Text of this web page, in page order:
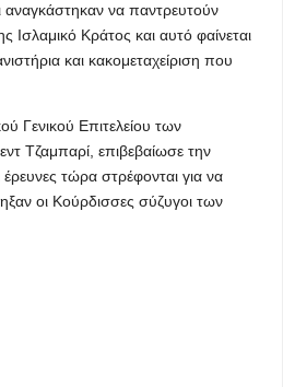
αναγκάστηκαν να παντρευτούν
Ισλαμικό Κράτος και αυτό φαίνεται
και κακομεταχείριση που
Γενικού Επιτελείου των
Τζαμπαρί, επιβεβαίωσε την
έρευνες τώρα στρέφονται για να
οι Κούρδισσες σύζυγοι των